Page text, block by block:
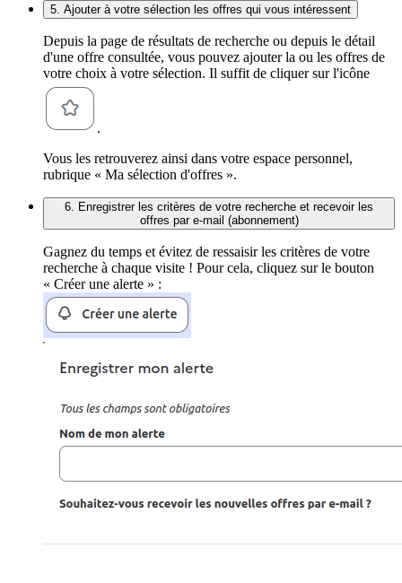
5. Ajouter à votre sélection les offres qui vous intéressent
Depuis la page de résultats de recherche ou depuis le détail
d'une offre consultée, vous pouvez ajouter la ou les offres de
votre choix à votre sélection. Il suffit de cliquer sur l'icône
.
Vous les retrouverez ainsi dans votre espace personnel,
rubrique « Ma sélection d'offres ».
6. Enregistrer les critères de votre recherche et recevoir les
offres par e-mail (abonnement)
Gagnez du temps et évitez de ressaisir les critères de votre
recherche à chaque visite ! Pour cela, cliquez sur le bouton
« Créer une alerte » :